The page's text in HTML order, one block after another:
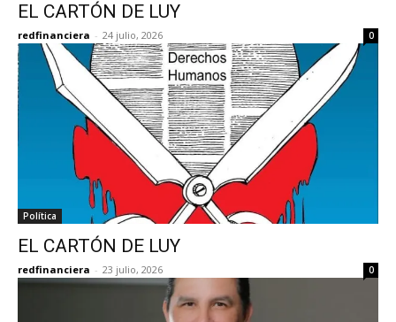
EL CARTÓN DE LUY
redfinanciera - 24 julio, 2026 0
Política
EL CARTÓN DE LUY
redfinanciera - 23 julio, 2026 0